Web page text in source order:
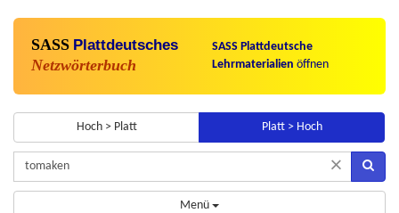
SASS Plattdeutsches
Netzwörterbuch
SASS Plattdeutsche
Lehrmaterialien öffnen
Hoch > Platt Platt > Hoch
×
Menü